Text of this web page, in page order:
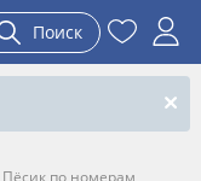
Поиск
Пёсик по номерам